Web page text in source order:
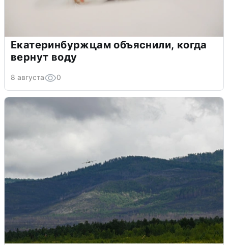
Екатеринбуржцам объяснили, когда
вернут воду
8 августа 0